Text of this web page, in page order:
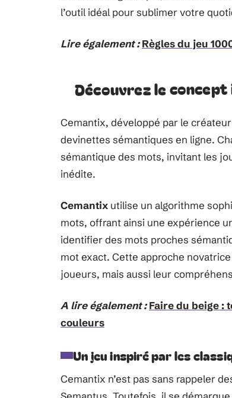
l’outil idéal pour sublimer votre
Lire également : Règles du jeu
Découvrez le
Cemantix, développé par le
devinettes sémantiques en ligne.
sémantique des mots, invitant les
inédite.
Cemantix utilise un algorithme
mots, offrant ainsi une expérience
identifier des mots proches
mot exact. Cette approche
joueurs, mais aussi leur
A lire également : Faire du beige :
couleurs
Un jeu inspiré par les
Cemantix n’est pas sans rappeler